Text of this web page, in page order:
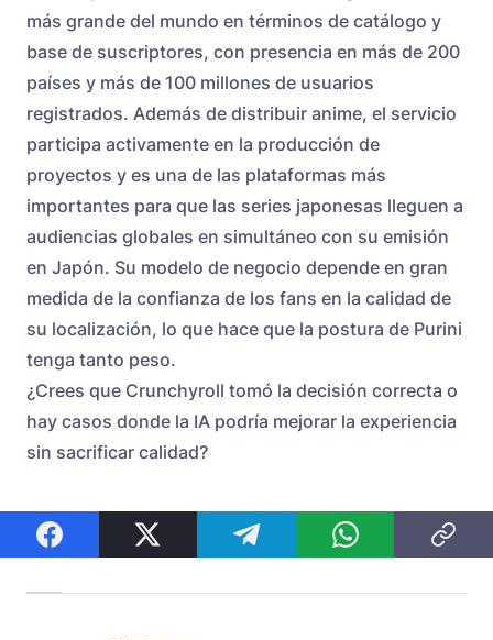
más grande del mundo en términos de catálogo y
base de suscriptores, con presencia en más de 200
países y más de 100 millones de usuarios
registrados. Además de distribuir anime, el servicio
participa activamente en la producción de
proyectos y es una de las plataformas más
importantes para que las series japonesas lleguen a
audiencias globales en simultáneo con su emisión
en Japón. Su modelo de negocio depende en gran
medida de la confianza de los fans en la calidad de
su localización, lo que hace que la postura de Purini
tenga tanto peso.
¿Crees que Crunchyroll tomó la decisión correcta o
hay casos donde la IA podría mejorar la experiencia
sin sacrificar calidad?